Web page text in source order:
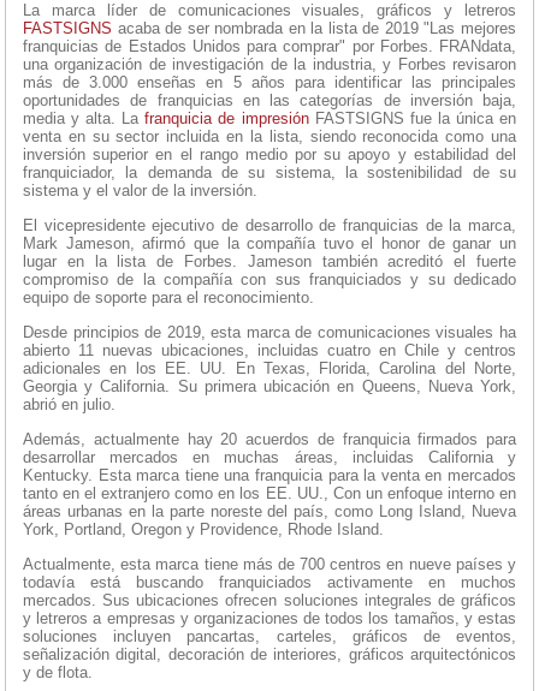
La marca líder de comunicaciones visuales, gráficos y letreros
FASTSIGNS acaba de ser nombrada en la lista de 2019 "Las mejores
franquicias de Estados Unidos para comprar" por Forbes. FRANdata,
una organización de investigación de la industria, y Forbes revisaron
más de 3.000 enseñas en 5 años para identificar las principales
oportunidades de franquicias en las categorías de inversión baja,
media y alta. Lafranquicia de impresiónFASTSIGNS fue la única en
venta en su sector incluida en la lista, siendo reconocida como una
inversión superior en el rango medio por su apoyo y estabilidad del
franquiciador, la demanda de su sistema, la sostenibilidad de su
sistema y el valor de la inversión.
El vicepresidente ejecutivo de desarrollo de franquicias de la marca,
Mark Jameson, afirmó que la compañía tuvo el honor de ganar un
lugar en la lista de Forbes. Jameson también acreditó el fuerte
compromiso de la compañía con sus franquiciados y su dedicado
equipo de soporte para el reconocimiento.
Desde principios de 2019, esta marca de comunicaciones visuales ha
abierto 11 nuevas ubicaciones, incluidas cuatro en Chile y centros
adicionales en los EE. UU. En Texas, Florida, Carolina del Norte,
Georgia y California. Su primera ubicación en Queens, Nueva York,
abrió en julio.
Además, actualmente hay 20 acuerdos de franquicia firmados para
desarrollar mercados en muchas áreas, incluidas California y
Kentucky. Esta marca tiene una franquicia para la venta en mercados
tanto en el extranjero como en los EE. UU., Con un enfoque interno en
áreas urbanas en la parte noreste del país, como Long Island, Nueva
York, Portland, Oregon y Providence, Rhode Island.
Actualmente, esta marca tiene más de 700 centros en nueve países y
todavía está buscando franquiciados activamente en muchos
mercados. Sus ubicaciones ofrecen soluciones integrales de gráficos
y letreros a empresas y organizaciones de todos los tamaños, y estas
soluciones incluyen pancartas, carteles, gráficos de eventos,
señalización digital, decoración de interiores, gráficos arquitectónicos
y de flota.